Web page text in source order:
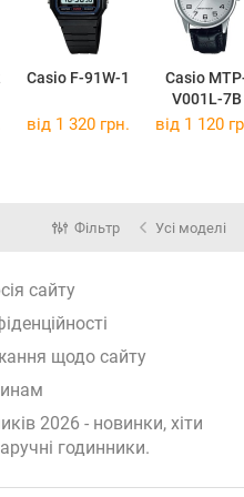
Casio F-91W-1
Casio
V001L-7B
від 1 320 грн. від 1 120
Фільтр Усі моделі
сайту
щодо сайту
2026 - новинки, хіти
годинники.